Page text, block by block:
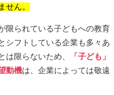
せん。
限られている子どもへの教育
シフトしている企業も多々あ
は限らないため、
「子ども」
動機は、企業によっては敬遠